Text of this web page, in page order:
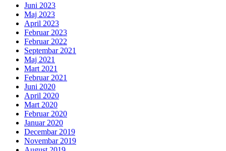
Juni 2023
Maj 2023
April 2023
Februar 2023
Februar 2022
Septembar 2021
Maj 2021
Mart 2021
Februar 2021
Juni 2020
April 2020
Mart 2020
Februar 2020
Januar 2020
Decembar 2019
Novembar 2019